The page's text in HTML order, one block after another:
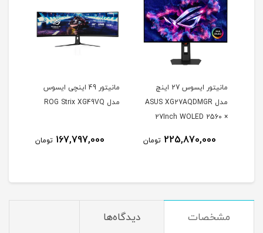
مانیتور ایسوس 27 اینچ
مدل ASUS XG27AQDMGR
27Inch WOLED 2560 ×
250Nits Matte ROG OLED
225,870,000 تومان
مانیتور 49 اینچی ایسوس
مدل ROG Strix XG49VQ
167,797,000 تومان
مشخصات دیدگاه‌ها